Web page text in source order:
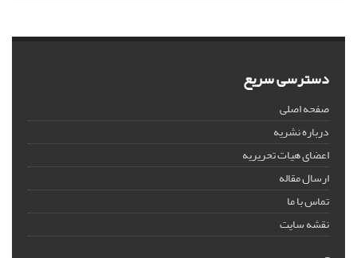
دسترسی سریع
صفحه اصلی
درباره نشریه
اعضای هیات تحریریه
ارسال مقاله
تماس با ما
نقشه سایت